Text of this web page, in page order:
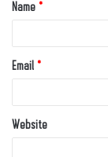
Name *
Email *
Website